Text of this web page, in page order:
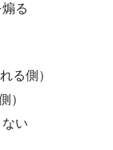
る
る側）
）
い